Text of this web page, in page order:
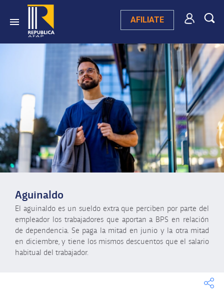
AFILIATE
Aguinaldo
El aguinaldo es un sueldo extra que perciben por parte del
empleador los trabajadores que aportan a BPS en relación
de dependencia. Se paga la mitad en junio y la otra mitad
en diciembre, y tiene los mismos descuentos que el salario
habitual del trabajador.